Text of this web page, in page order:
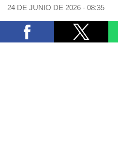
24 DE JUNIO DE 2026 - 08:35